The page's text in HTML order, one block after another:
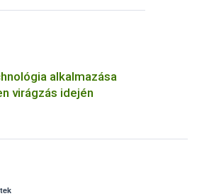
alkalmazása
virágzás idején